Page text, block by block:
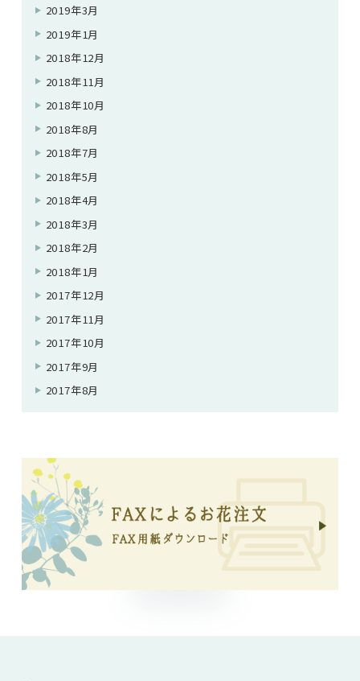
2019年3月
2019年1月
2018年12月
2018年11月
2018年10月
2018年8月
2018年7月
2018年5月
2018年4月
2018年3月
2018年2月
2018年1月
2017年12月
2017年11月
2017年10月
2017年9月
2017年8月